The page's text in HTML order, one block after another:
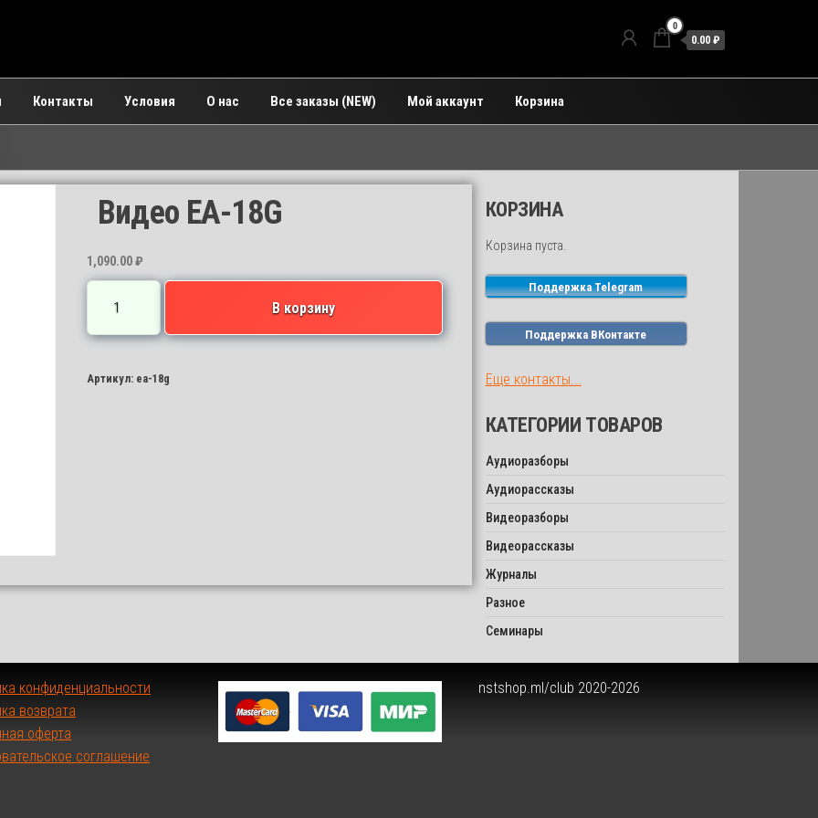
0
0.00 ₽
Контакты Условия О нас Все заказы (NEW) Мой аккаунт Корзина
Видео EA-18G
1,090.00₽
товара
Видео
18G
В корзину
Артикул: ea-18g
КОРЗИНА
Корзина пуста.
Поддержка Telegram
Поддержка ВКонтакте
Еще контакты...
КАТЕГОРИИ ТОВАРОВ
Аудиоразборы
Аудиорассказы
Видеоразборы
Видеорассказы
Журналы
Разное
Семинары
конфиденциальности
возврата
оферта
соглашение
nstshop.ml/club 2020-2026